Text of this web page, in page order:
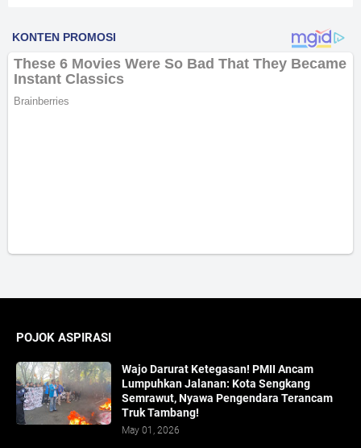
POJOK ASPIRASI
Wajo Darurat Ketegasan! PMII Ancam
Lumpuhkan Jalanan: Kota Sengkang
Semrawut, Nyawa Pengendara Terancam
Truk Tambang!
May 01, 2026